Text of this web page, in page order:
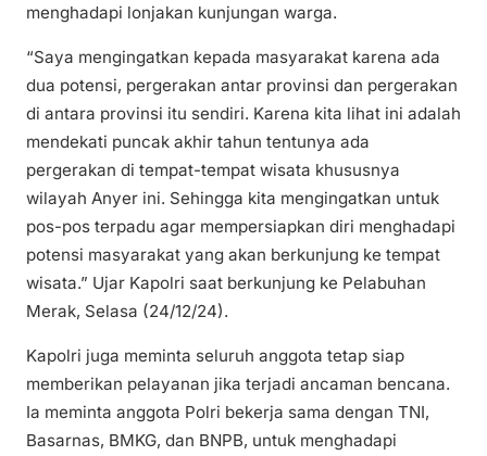
menghadapi lonjakan kunjungan warga.
“Saya mengingatkan kepada masyarakat karena ada
dua potensi, pergerakan antar provinsi dan pergerakan
di antara provinsi itu sendiri. Karena kita lihat ini adalah
mendekati puncak akhir tahun tentunya ada
pergerakan di tempat-tempat wisata khususnya
wilayah Anyer ini. Sehingga kita mengingatkan untuk
pos-pos terpadu agar mempersiapkan diri menghadapi
potensi masyarakat yang akan berkunjung ke tempat
wisata.” Ujar Kapolri saat berkunjung ke Pelabuhan
Merak, Selasa (24/12/24).
Kapolri juga meminta seluruh anggota tetap siap
memberikan pelayanan jika terjadi ancaman bencana.
Ia meminta anggota Polri bekerja sama dengan TNI,
Basarnas, BMKG, dan BNPB, untuk menghadapi